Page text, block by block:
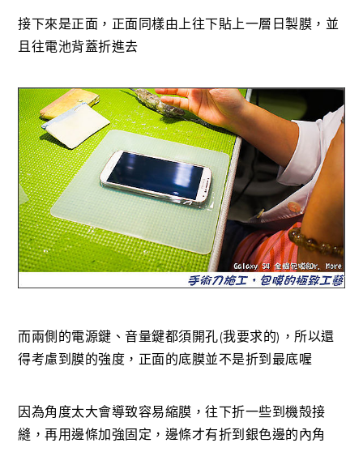
接下來是正面，正面同樣由上往下貼上一層日製膜，並
且往電池背蓋折進去
而兩側的電源鍵、音量鍵都須開孔(我要求的)，所以還
得考慮到膜的強度，正面的底膜並不是折到最底喔
因為角度太大會導致容易縮膜，往下折一些到機殻接
縫，再用邊條加強固定，邊條才有折到銀色邊的內角